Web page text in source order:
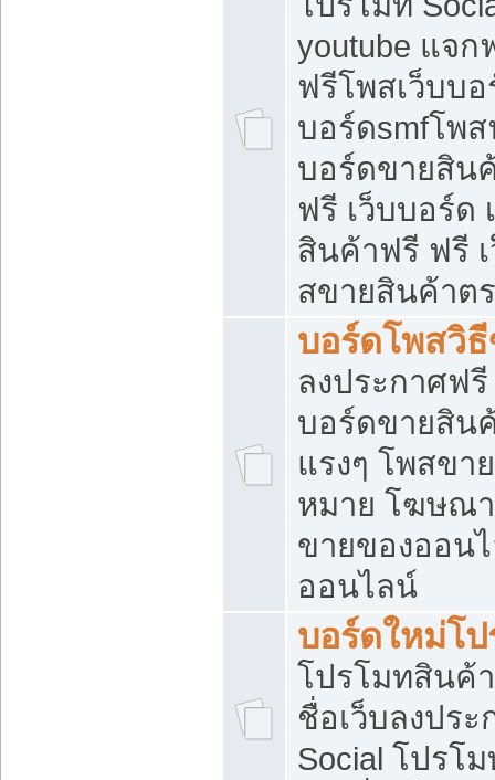
youtube แจก
ฟรีโพสเว็บบอ
บอร์ดsmfโพ
บอร์ดขายสิน
ฟรี เว็บบอร์ด
สินค้าฟรี ฟรี
สขายสินค้าต
บอร์ดโพสวิ
ลงประกาศฟรี
บอร์ดขายสิน
แรงๆ โพสขา
หมาย โฆษณ
ขายของออน
ออนไลน์
บอร์ดใหม่โ
โปรโมทสินค้
ชื่อเว็บลงปร
Social โปรโ